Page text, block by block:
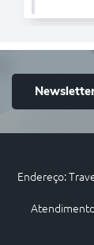
Endereço: